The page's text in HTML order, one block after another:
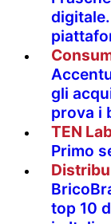
gli
prova i
TEN
Primo
top 10